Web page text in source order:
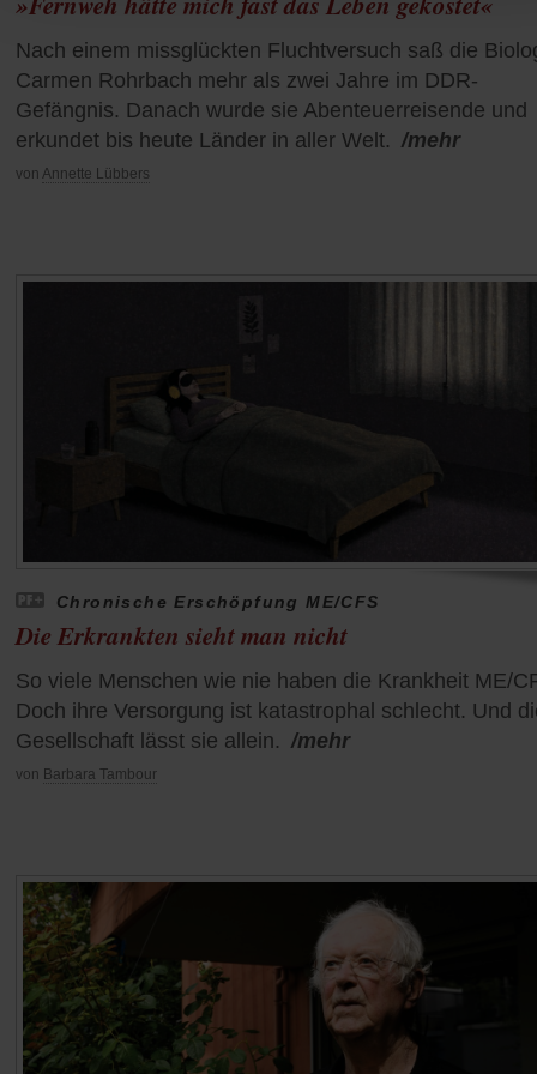
Nach einem missglückten Fluchtversuch saß die
Carmen Rohrbach mehr als zwei Jahre im DDR-
Gefängnis. Danach wurde sie Abenteuerreisende und
erkundet bis heute Länder in aller Welt. /mehr
von Annette Lübbers
Chronische Erschöpfung ME/CFS
Die Erkrankten sieht man nicht
So viele Menschen wie nie haben die Krankheit ME/
Doch ihre Versorgung ist katastrophal schlecht. Und
Gesellschaft lässt sie allein. /mehr
von Barbara Tambour